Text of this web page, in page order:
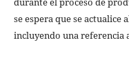
se espera que se
incluyendo una referencia